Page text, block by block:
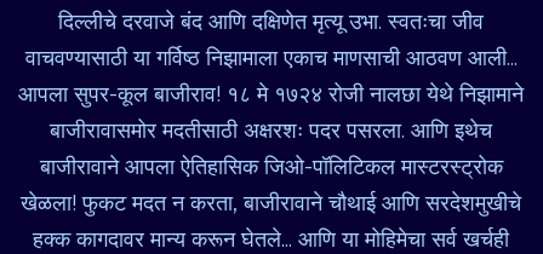
दिल्लीचे दरवाजे बंद आणि दक्षिणेत मृत्यू उभा. स्वतःचा जीव
वाचवण्यासाठी या गर्विष्ठ निझामाला एकाच माणसाची आठवण आली...
आपला सुपर-कूल बाजीराव! १८ मे १७२४ रोजी नालछा येथे निझामाने
बाजीरावासमोर मदतीसाठी अक्षरशः पदर पसरला. आणि इथेच
बाजीरावाने आपला ऐतिहासिक जिओ-पॉलिटिकल मास्टरस्ट्रोक
खेळला! फुकट मदत न करता, बाजीरावाने चौथाई आणि सरदेशमुखीचे
हक्क कागदावर मान्य करून घेतले... आणि या मोहिमेचा सर्व खर्चही